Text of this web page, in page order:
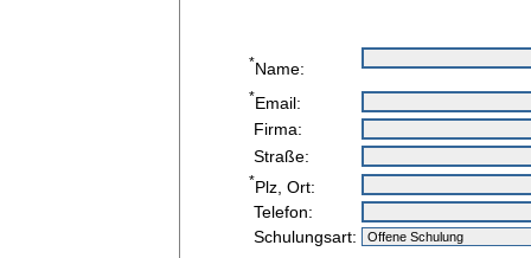
*Name:
*Email:
Firma:
Straße:
*Plz, Ort:
Telefon:
Schulungsart: